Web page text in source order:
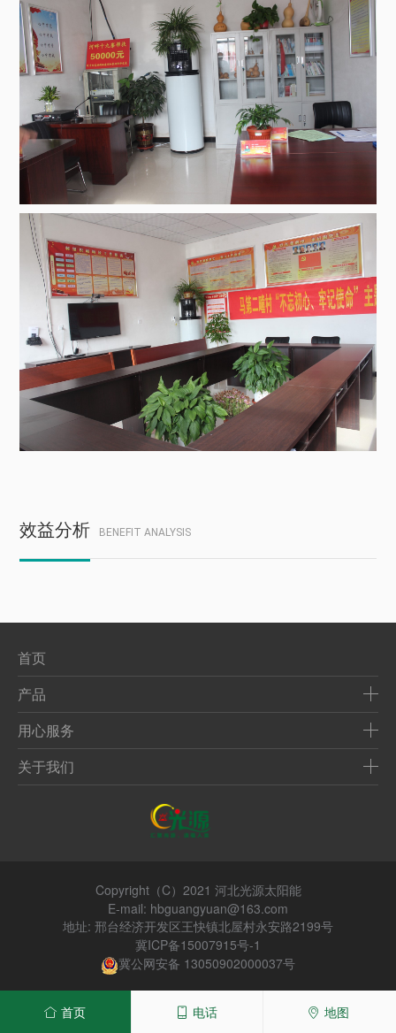
效益分析 BENEFIT ANALYSIS
首页
产品
用心服务
关于我们
Copyright（C）2021 河北光源太阳能
E-mail: hbguangyuan@163.com
地址: 邢台经济开发区王快镇北屋村永安路2199号
冀ICP备15007915号-1
冀公网安备 13050902000037号
首页 电话 地图